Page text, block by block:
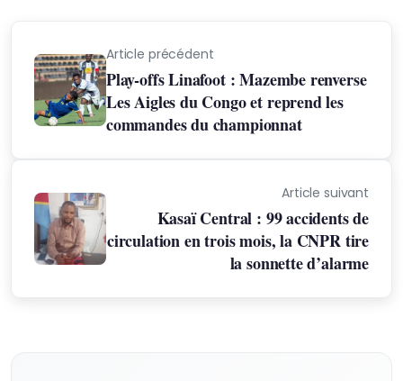
Article précédent
Play-offs Linafoot : Mazembe renverse
Les Aigles du Congo et reprend les
commandes du championnat
Article suivant
Kasaï Central : 99 accidents de
circulation en trois mois, la CNPR tire
la sonnette d’alarme